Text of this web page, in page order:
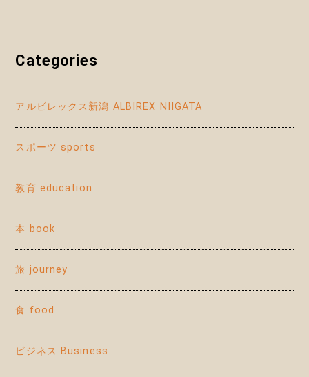
Categories
アルビレックス新潟 ALBIREX NIIGATA
スポーツ sports
教育 education
本 book
旅 journey
食 food
ビジネス Business